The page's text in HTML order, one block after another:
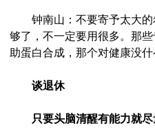
钟南山：不要寄予太大的
够了，不一定要用很多。那
助蛋白合成，那个对健康没
谈退休
只要头脑清醒有能力就尽